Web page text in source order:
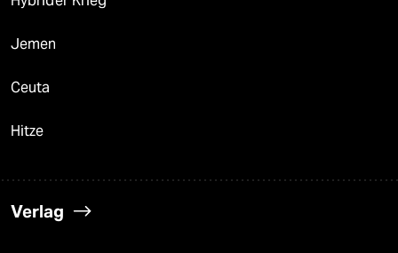
Jemen
Ceuta
Hitze
Verlag